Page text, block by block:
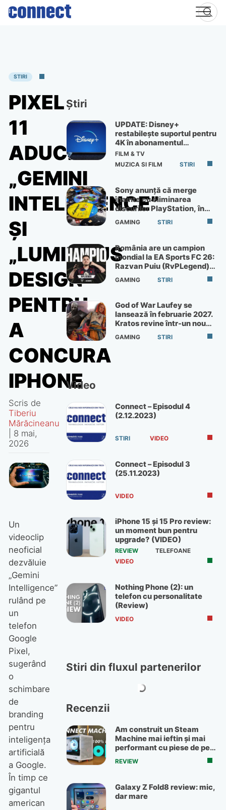
Skip
STIRI
PIXEL
11
ADUCE
„GEMINI
INTELLIGENCE”
ȘI
„LUMINOUS
DESIGN”
PENTRU
A
CONCURA
IPHONE
Scris de
Tiberiu
Mărăcineanu
8 mai,
2026
Un
videoclip
neoficial
dezvăluie
„Gemini
Intelligence”
rulând pe
un
telefon
Google
Pixel,
sugerând
o
schimbare
de
branding
pentru
inteligența
artificială
a Google.
În timp ce
gigantul
american
Știri
UPDATE: Disney+
restabilește suportul pentru
4K în abonamentul
Premium
FILM & TV
MUZICA SI FILM
STIRI
Sony anunță că merge
înainte cu eliminarea
discurilor PlayStation, în
ciuda protestelor
GAMING STIRI
România are un campion
mondial la EA Sports FC 26:
Razvan Puiu (RvPLegend)
câștigă turneul de la Paris
GAMING STIRI
God of War Laufey se
lansează în februarie 2027.
Kratos revine într-un nou
God of War
GAMING STIRI
Video
Connect – Episodul 4
(2.12.2023)
STIRI VIDEO
Connect – Episodul 3
(25.11.2023)
VIDEO
iPhone 15 și 15 Pro review:
un moment bun pentru
upgrade? (VIDEO)
REVIEW
TELEFOANE
VIDEO
Nothing Phone (2): un
telefon cu personalitate
(Review)
VIDEO
Stiri din fluxul partenerilor
Recenzii
Am construit un Steam
Machine mai ieftin și mai
performant cu piese de pe
OLX
REVIEW
Galaxy Z Fold8 review: mic,
dar mare